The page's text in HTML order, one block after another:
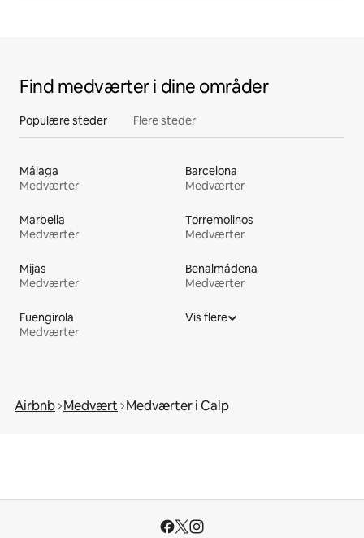
Find medværter i dine områder
Populære steder Flere steder
Málaga
Medværter
Barcelona
Medværter
Marbella
Medværter
Torremolinos
Medværter
Mijas
Medværter
Benalmádena
Medværter
Fuengirola
Medværter
Vis flere
Airbnb Medvært Medværter i Calp